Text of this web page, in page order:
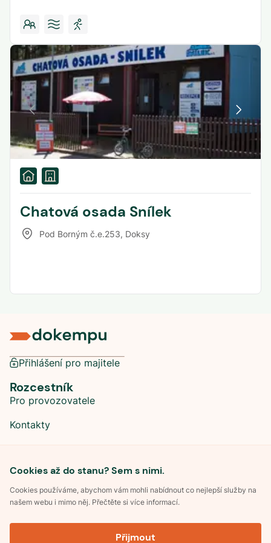
Chatová osada Snílek
Pod Borným č.e.253, Doksy
Cookies až do stanu? Sem s nimi.
Cookies používáme, abychom vám mohli nabídnout co nejlepší služby na
našem webu i mimo něj. Přečtěte si více informací.
Přijmout
Přihlášení pro majitele
Rozcestník
Pro provozovatele
Kontakty